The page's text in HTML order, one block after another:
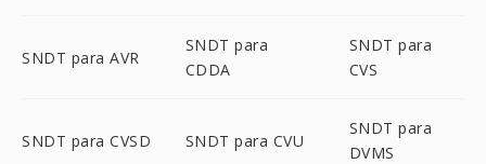
SNDT para AVR
SNDT para
CDDA
SNDT para
CVS
SNDT para CVSD SNDT para CVU
SNDT para
DVMS